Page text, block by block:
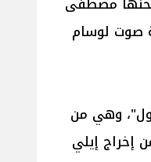
صوت لوسام
وهي من
إيلي